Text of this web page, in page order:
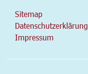
Sitemap
Datenschutzerklärung
Impressum